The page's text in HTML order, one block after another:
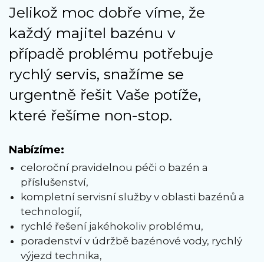
Jelikož moc dobře víme, že
každý majitel bazénu v
případě problému potřebuje
rychlý servis, snažíme se
urgentně řešit Vaše potíže,
které řešíme non-stop.
Nabízíme:
celoroční pravidelnou péči o bazén a
příslušenství,
kompletní servisní služby v oblasti bazénů a
technologií,
rychlé řešení jakéhokoliv problému,
poradenství v údržbě bazénové vody, rychlý
výjezd technika,